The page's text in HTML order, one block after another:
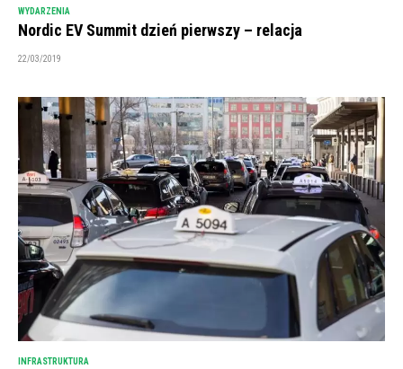
WYDARZENIA
Nordic EV Summit dzień pierwszy – relacja
22/03/2019
INFRASTRUKTURA